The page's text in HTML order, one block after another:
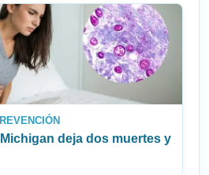
deja dos muertes y